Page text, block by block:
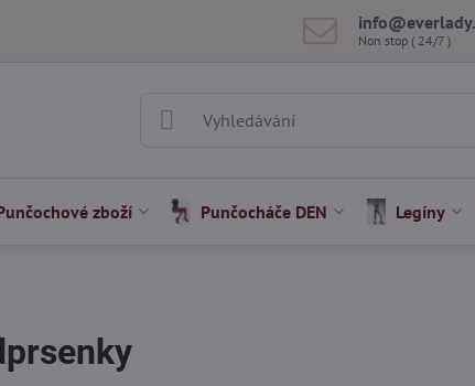
Non stop ( 24/7 )
zboží Punčocháče DEN Legíny